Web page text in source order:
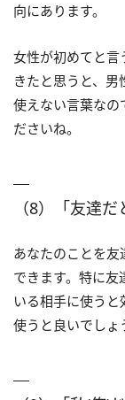
向にあります。
女性が初めてと言
きたと思うと、
使えない言葉なの
ださいね。
（8）「友達だ
あなたのことを
できます。特に
いる相手に使う
使うと良いでしょ